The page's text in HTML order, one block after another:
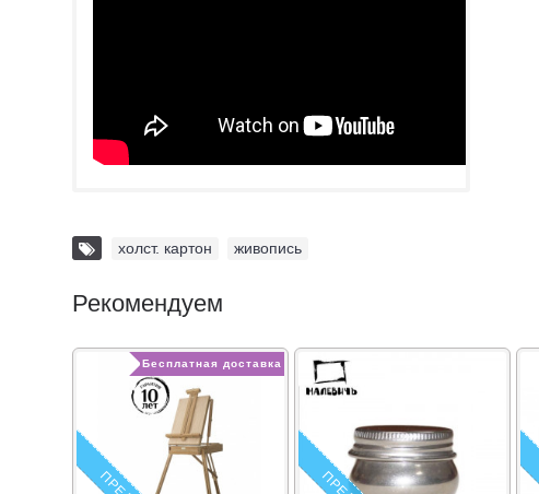
холст. картон живопись
Рекомендуем
Бесплатная доставка